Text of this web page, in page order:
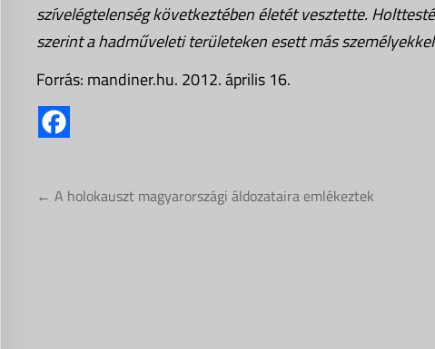
szívelégtelenség következtében életét vesztette.
szerint a hadműveleti területeken esett más
Forrás: mandiner.hu. 2012. április 16.
Bejegyzés
← A holokauszt magyarországi áldozataira emlékeztek